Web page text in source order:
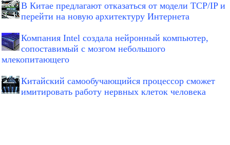
В Китае предлагают отказаться от модели TCP/IP и
перейти на новую архитектуру Интернета
Компания Intel создала нейронный компьютер,
сопоставимый с мозгом небольшого
млекопитающего
Китайский самообучающийся процессор сможет
имитировать работу нервных клеток человека